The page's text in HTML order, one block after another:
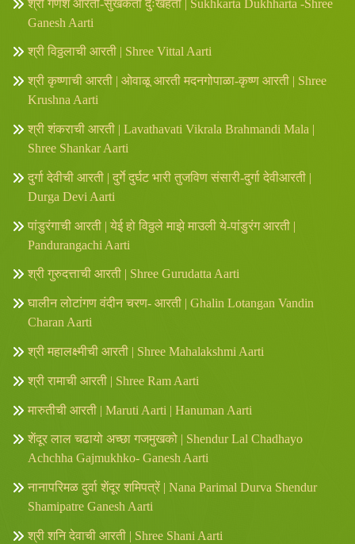
श्री गणेश आरती-सुखकर्ता दुःखहर्ता | Sukhkarta Dukhharta -Shree
Ganesh Aarti
श्री विठ्ठलाची आरती | Shree Vittal Aarti
श्री कृष्णाची आरती | ओवाळू आरती मदनगोपाळा-कृष्ण आरती | Shree
Krushna Aarti
श्री शंकराची आरती | Lavathavati Vikrala Brahmandi Mala |
Shree Shankar Aarti
दुर्गा देवीची आरती | दुर्गे दुर्घट भारी तुजविण संसारी-दुर्गा देवीआरती |
Durga Devi Aarti
पांडुरंगाची आरती | येई हो विठ्ठले माझे माउली ये-पांडुरंग आरती |
Pandurangachi Aarti
श्री गुरुदत्ताची आरती | Shree Gurudatta Aarti
घालीन लोटांगण वंदीन चरण- आरती | Ghalin Lotangan Vandin
Charan Aarti
श्री महालक्ष्मीची आरती | Shree Mahalakshmi Aarti
श्री रामाची आरती | Shree Ram Aarti
मारुतीची आरती | Maruti Aarti | Hanuman Aarti
शेंदूर लाल चढायो अच्छा गजमुखको | Shendur Lal Chadhayo
Achchha Gajmukhko- Ganesh Aarti
नानापरिमळ दुर्वा शेंदूर शमिपत्रें | Nana Parimal Durva Shendur
Shamipatre Ganesh Aarti
श्री शनि देवाची आरती | Shree Shani Aarti